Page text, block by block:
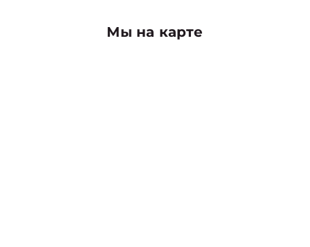
Мы на карте